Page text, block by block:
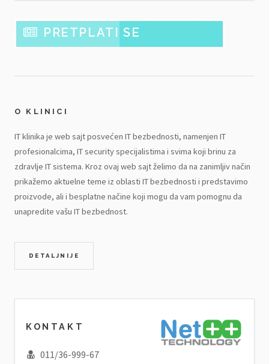
PRETPLATI SE
O KLINICI
IT klinika je web sajt posvećen IT bezbednosti, namenjen IT
profesionalcima, IT security specijalistima i svima koji brinu za
zdravlje IT sistema. Kroz ovaj web sajt želimo da na zanimljiv način
prikažemo aktuelne teme iz oblasti IT bezbednosti i predstavimo
proizvode, ali i besplatne načine koji mogu da vam pomognu da
unapredite vašu IT bezbednost.
DETALJNIJE
KONTAKT
011/36-999-67